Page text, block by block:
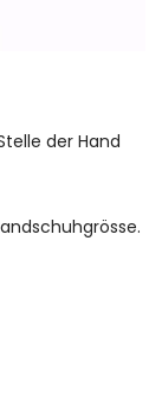
der Hand